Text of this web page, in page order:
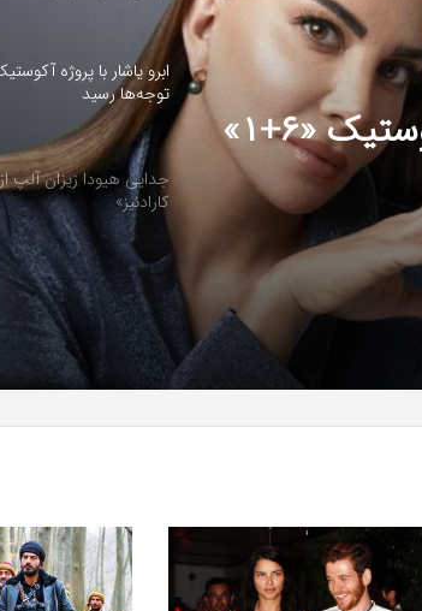
ابرو یاشار با پروژه آکوستیک «۶+۱»
توجه‌ها رسید
جدایی هیودا زیزان آلپ
کارادنیز»